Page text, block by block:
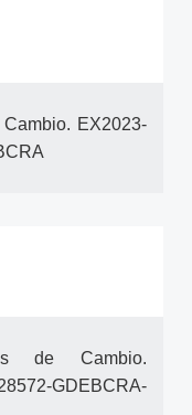
EX2023-
de Cambio.
GDEBCRA-